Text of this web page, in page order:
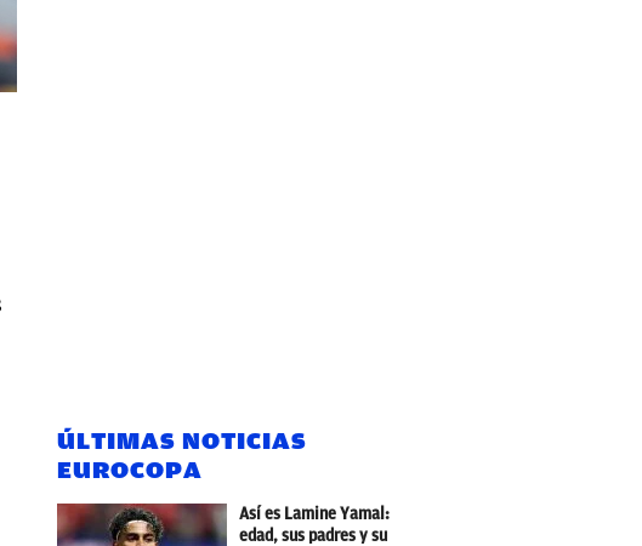
ÚLTIMAS NOTICIAS
EUROCOPA
Así es Lamine Yamal:
edad, sus padres y su